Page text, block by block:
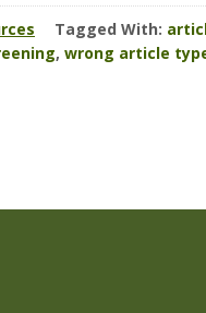
Tagged With:
, wrong article